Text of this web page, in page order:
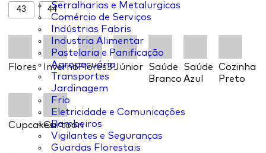
Serralharias e Metalurgicas
Comércio de Serviços
Indústrias Fabris
Industria Alimentar
Pastelaria e Panificação
Agropecuária
Transportes
Jardinagem
Frio
Eletricidade e Comunicações
Bombeiros
Vigilantes e Seguranças
Guardas Florestais
43 44
Flores InvernoFlores3Júnior
Saúde
Branco
Saúde
Azul
Cozinha
Preto
CupcakesCartoon